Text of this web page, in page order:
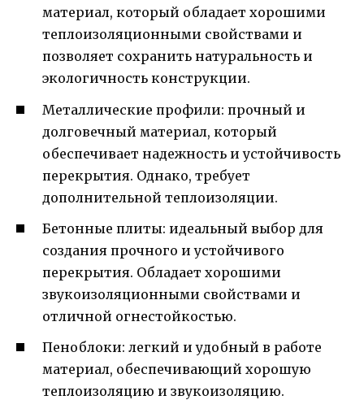
материал, который обладает хорошими
теплоизоляционными свойствами и
позволяет сохранить натуральность и
экологичность конструкции.
Металлические профили: прочный и
долговечный материал, который
обеспечивает надежность и устойчивость
перекрытия. Однако, требует
дополнительной теплоизоляции.
Бетонные плиты: идеальный выбор для
создания прочного и устойчивого
перекрытия. Обладает хорошими
звукоизоляционными свойствами и
отличной огнестойкостью.
Пеноблоки: легкий и удобный в работе
материал, обеспечивающий хорошую
теплоизоляцию и звукоизоляцию.